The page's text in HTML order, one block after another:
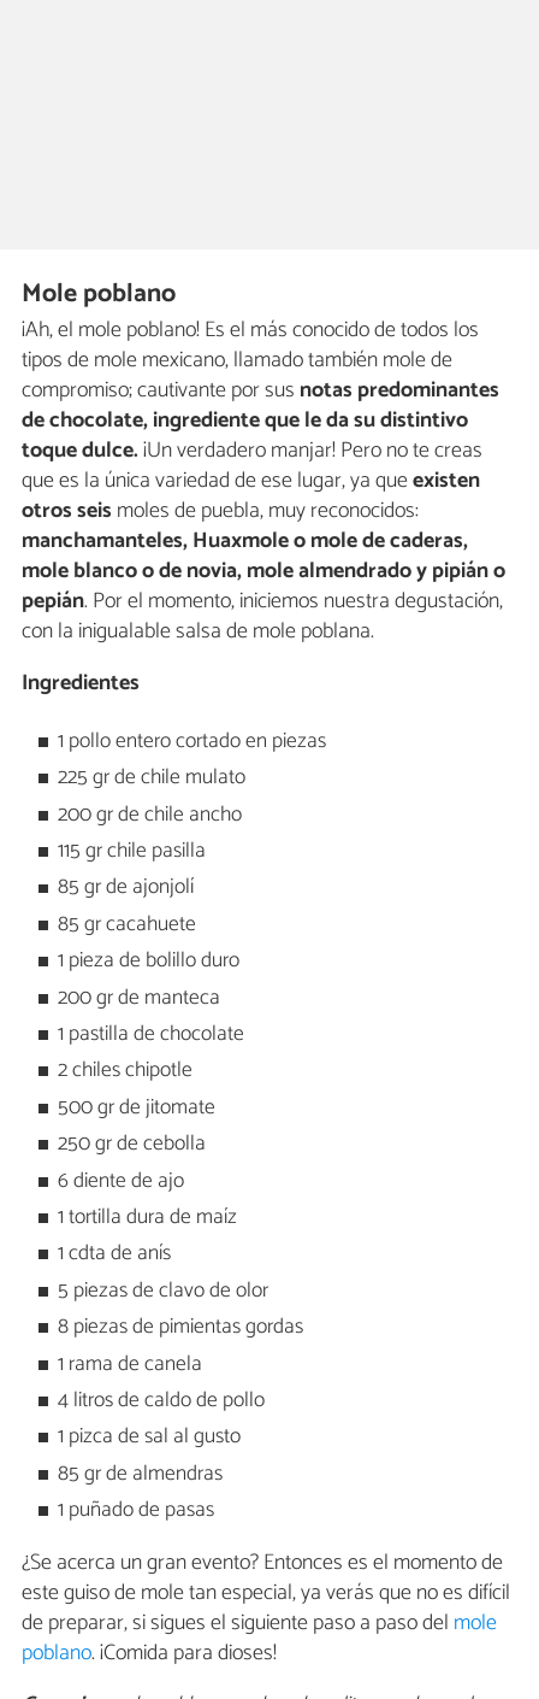
Mole poblano
¡Ah, el mole poblano! Es el más conocido de todos los
tipos de mole mexicano, llamado también mole de
compromiso; cautivante por sus notas predominantes
de chocolate, ingrediente que le da su distintivo
toque dulce.¡Un verdadero manjar! Pero no te creas
que es la única variedad de ese lugar,ya queexisten
otros seis moles de puebla, muy reconocidos:
manchamanteles, Huaxmole o mole de caderas,
mole blanco o de novia, mole almendrado y pipián o
pepián. Por el momento, iniciemos nuestra degustación,
con la inigualable salsa de mole poblana.
Ingredientes
1 pollo entero cortado en piezas
225 gr de chile mulato
200 gr de chile ancho
115 gr chile pasilla
85 gr de ajonjolí
85 gr cacahuete
1 pieza de bolillo duro
200 gr de manteca
1 pastilla de chocolate
2 chiles chipotle
500 gr de jitomate
250 gr de cebolla
6 diente de ajo
1 tortilla dura de maíz
1 cdta de anís
5 piezas de clavo de olor
8 piezas de pimientas gordas
1 rama de canela
4 litros de caldo de pollo
1 pizca de sal al gusto
85 gr de almendras
1 puñado de pasas
¿Se acerca un gran evento? Entonces es el momento de
este guiso de mole tan especial, ya verás que no es difícil
de preparar, si sigues el siguiente paso a paso del mole
poblano. ¡Comida para dioses!